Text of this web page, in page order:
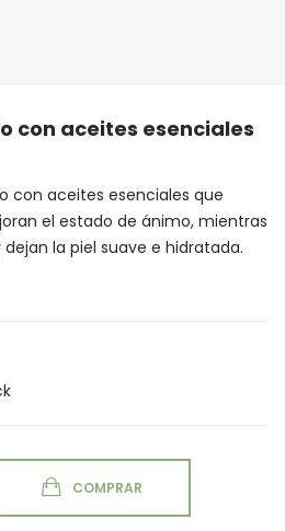
con aceites esenciales
con aceites esenciales que
el estado de ánimo, mientras
la piel suave e hidratada.
COMPRAR